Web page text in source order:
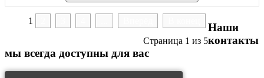
1
Страница 1 из 5
Наши
контакты
мы всегда доступны для вас